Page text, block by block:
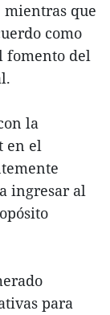
que
como
fomento del
la
en el
ingresar al
para